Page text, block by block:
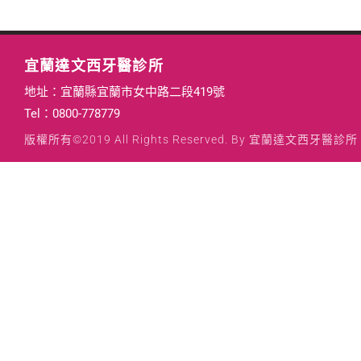
宜蘭達文西牙醫診所
地址：宜蘭縣宜蘭市女中路二段419號
Tel： 0800-778779
版權所有©2019 All Rights Reserved. By 宜蘭達文西牙醫診所